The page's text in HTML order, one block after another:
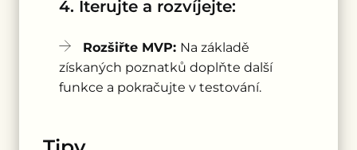
4. Iterujte a rozvíjejte:
Rozšiřte MVP: Na základě
získaných poznatků doplňte další
funkce a pokračujte v testování.